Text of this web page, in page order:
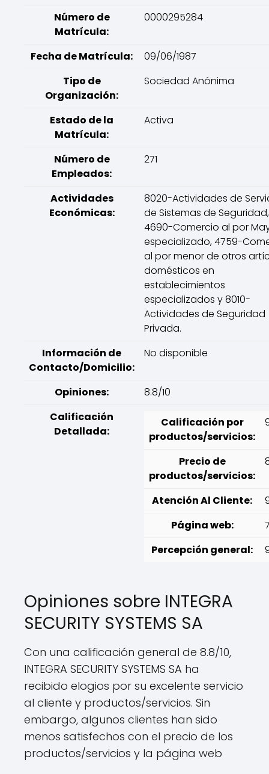
Número de
Matrícula:
0000295284
Fecha de Matrícula:
09/06/1987
Tipo de
Organización:
Sociedad Anónima
Estado de la
Matrícula:
Activa
Número de
Empleados:
271
Actividades
Económicas:
8020-Actividades de
de Sistemas de Seguridad,
4690-Comercio al por
especializado, 4759-
al por menor de otros
domésticos en
establecimientos
especializados y 8010-
Actividades de Seguridad
Privada.
Información de
Contacto/Domicilio:
No disponible
Opiniones:
8.8/10
Calificación
Detallada:
Calificación por
productos/servicios:
Precio de
productos/servicios:
Atención Al Cliente:
Página web:
Percepción general:
Opiniones sobre INTEGRA
SECURITY SYSTEMS SA
Con una calificación general de 8.8/10,
INTEGRA SECURITY SYSTEMS SA ha
recibido elogios por su excelente servicio
al cliente y productos/servicios. Sin
embargo, algunos clientes han sido
menos satisfechos con el precio de los
productos/servicios y la página web